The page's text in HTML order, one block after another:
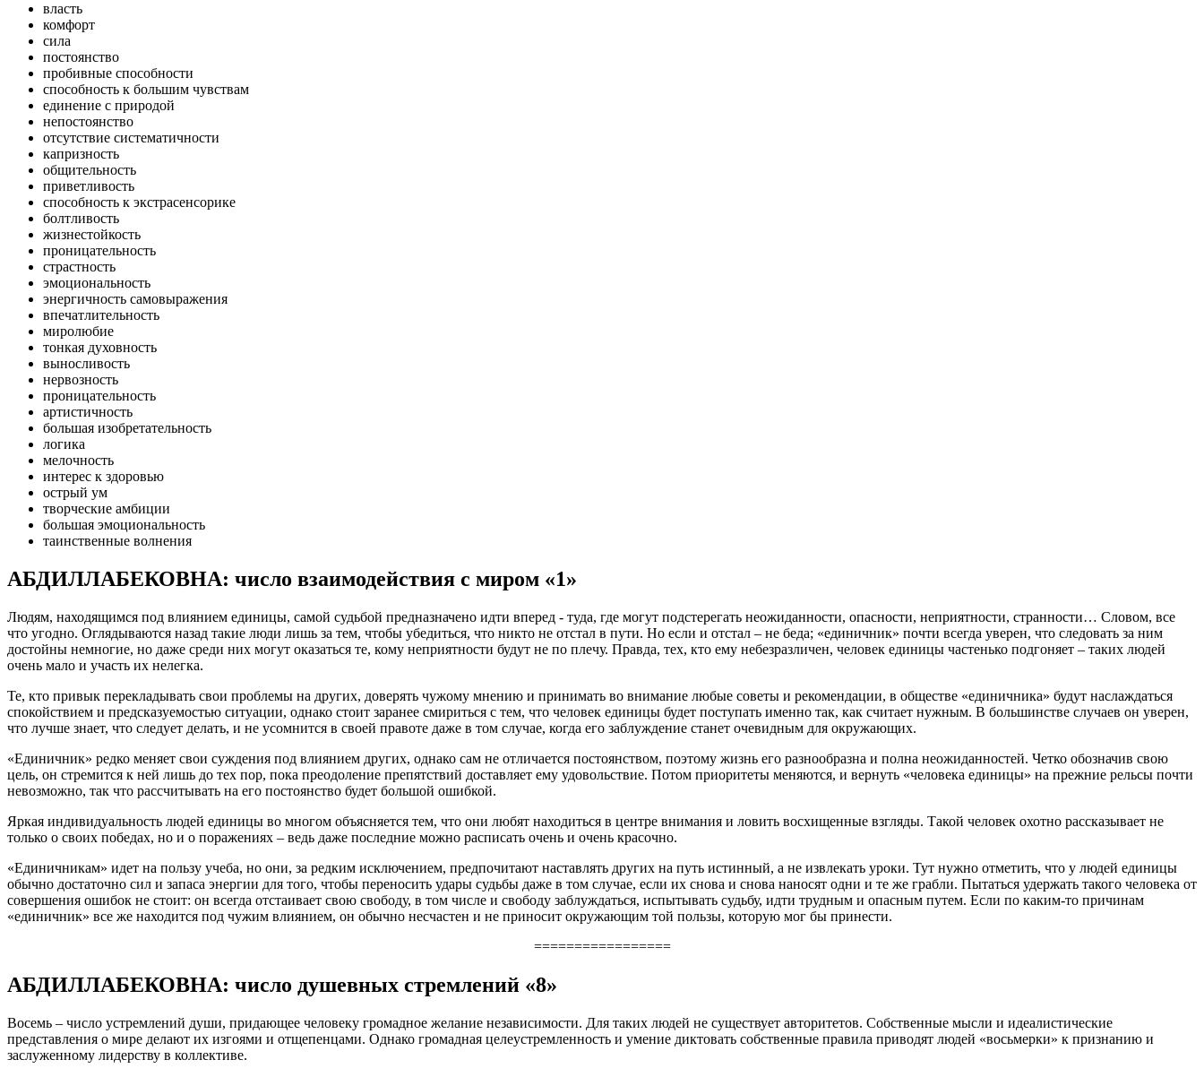
власть
комфорт
сила
постоянство
пробивные способности
способность к большим чувствам
единение с природой
непостоянство
отсутствие систематичности
капризность
общительность
приветливость
способность к экстрасенсорике
болтливость
жизнестойкость
проницательность
страстность
эмоциональность
энергичность самовыражения
впечатлительность
миролюбие
тонкая духовность
выносливость
нервозность
проницательность
артистичность
большая изобретательность
логика
мелочность
интерес к здоровью
острый ум
творческие амбиции
большая эмоциональность
таинственные волнения
АБДИЛЛАБЕКОВНА: число взаимодействия с миром «1»
Людям, находящимся под влиянием единицы, самой судьбой предназначено идти вперед - туда, где могут подстерегать неожиданности, опасности, неприятности, странности… Словом, все
что угодно. Оглядываются назад такие люди лишь за тем, чтобы убедиться, что никто не отстал в пути. Но если и отстал – не беда; «единичник» почти всегда уверен, что следовать за ним
достойны немногие, но даже среди них могут оказаться те, кому неприятности будут не по плечу. Правда, тех, кто ему небезразличен, человек единицы частенько подгоняет – таких людей
очень мало и участь их нелегка.
Те, кто привык перекладывать свои проблемы на других, доверять чужому мнению и принимать во внимание любые советы и рекомендации, в обществе «единичника» будут наслаждаться
спокойствием и предсказуемостью ситуации, однако стоит заранее смириться с тем, что человек единицы будет поступать именно так, как считает нужным. В большинстве случаев он уверен,
что лучше знает, что следует делать, и не усомнится в своей правоте даже в том случае, когда его заблуждение станет очевидным для окружающих.
«Единичник» редко меняет свои суждения под влиянием других, однако сам не отличается постоянством, поэтому жизнь его разнообразна и полна неожиданностей. Четко обозначив свою
цель, он стремится к ней лишь до тех пор, пока преодоление препятствий доставляет ему удовольствие. Потом приоритеты меняются, и вернуть «человека единицы» на прежние рельсы почти
невозможно, так что рассчитывать на его постоянство будет большой ошибкой.
Яркая индивидуальность людей единицы во многом объясняется тем, что они любят находиться в центре внимания и ловить восхищенные взгляды. Такой человек охотно рассказывает не
только о своих победах, но и о поражениях – ведь даже последние можно расписать очень и очень красочно.
«Единичникам» идет на пользу учеба, но они, за редким исключением, предпочитают наставлять других на путь истинный, а не извлекать уроки. Тут нужно отметить, что у людей единицы
обычно достаточно сил и запаса энергии для того, чтобы переносить удары судьбы даже в том случае, если их снова и снова наносят одни и те же грабли. Пытаться удержать такого человека от
совершения ошибок не стоит: он всегда отстаивает свою свободу, в том числе и свободу заблуждаться, испытывать судьбу, идти трудным и опасным путем. Если по каким-то причинам
«единичник» все же находится под чужим влиянием, он обычно несчастен и не приносит окружающим той пользы, которую мог бы принести.
=================
АБДИЛЛАБЕКОВНА: число душевных стремлений «8»
Восемь – число устремлений души, придающее человеку громадное желание независимости. Для таких людей не существует авторитетов. Собственные мысли и идеалистические
представления о мире делают их изгоями и отщепенцами. Однако громадная целеустремленность и умение диктовать собственные правила приводят людей «восьмерки» к признанию и
заслуженному лидерству в коллективе.